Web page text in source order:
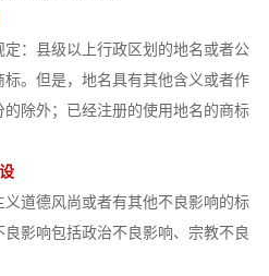
：县级以上行政区划的地名或者公
。但是，地名具有其他含义或者作
除外；已经注册的使用地名的商标
义道德风尚或者有其他不良影响的标
影响包括政治不良影响、宗教不良